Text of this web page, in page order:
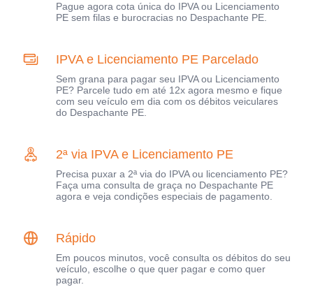
Pague agora cota única do IPVA ou Licenciamento
PE sem filas e burocracias no Despachante PE.
IPVA e Licenciamento PE Parcelado
Sem grana para pagar seu IPVA ou Licenciamento
PE? Parcele tudo em até 12x agora mesmo e fique
com seu veículo em dia com os débitos veiculares
do Despachante PE.
2ª via IPVA e Licenciamento PE
Precisa puxar a 2ª via do IPVA ou licenciamento PE?
Faça uma consulta de graça no Despachante PE
agora e veja condições especiais de pagamento.
Rápido
Em poucos minutos, você consulta os débitos do seu
veículo, escolhe o que quer pagar e como quer
pagar.